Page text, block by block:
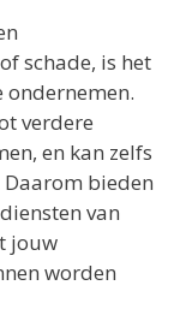
schade, is het
ondernemen.
verdere
en kan zelfs
bieden
van
jouw
worden